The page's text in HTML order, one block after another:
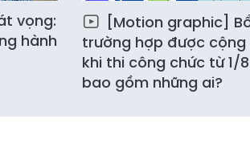
vọng:
hành
[Motion graphic]
trường hợp được
khi thi công chức từ 1/
bao gồm những ai?